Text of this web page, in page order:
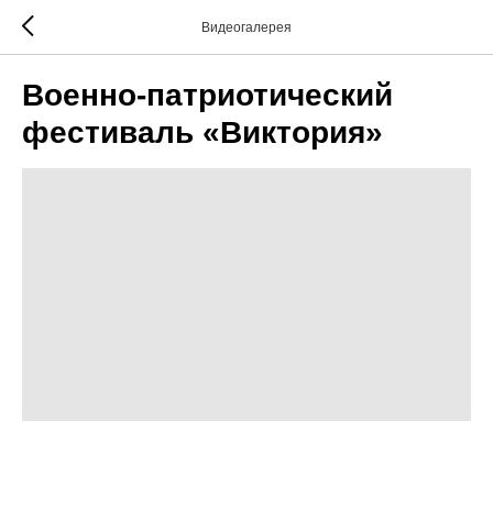
Видеогалерея
Военно-патриотический
фестиваль «Виктория»